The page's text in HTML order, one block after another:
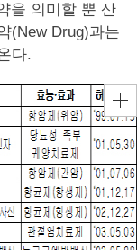
을 의미할 뿐 산
(New Drug)과는
다.